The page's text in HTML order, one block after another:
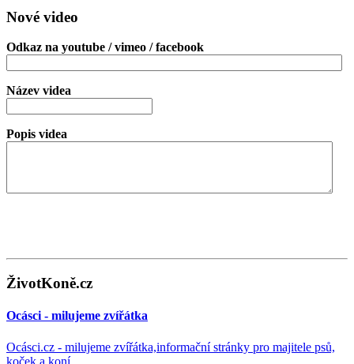
Nové video
Odkaz na youtube / vimeo / facebook
Název videa
Popis videa
ŽivotKoně.cz
Ocásci - milujeme zvířátka
Ocásci.cz - milujeme zvířátka,informační stránky pro majitele psů,
koček a koní